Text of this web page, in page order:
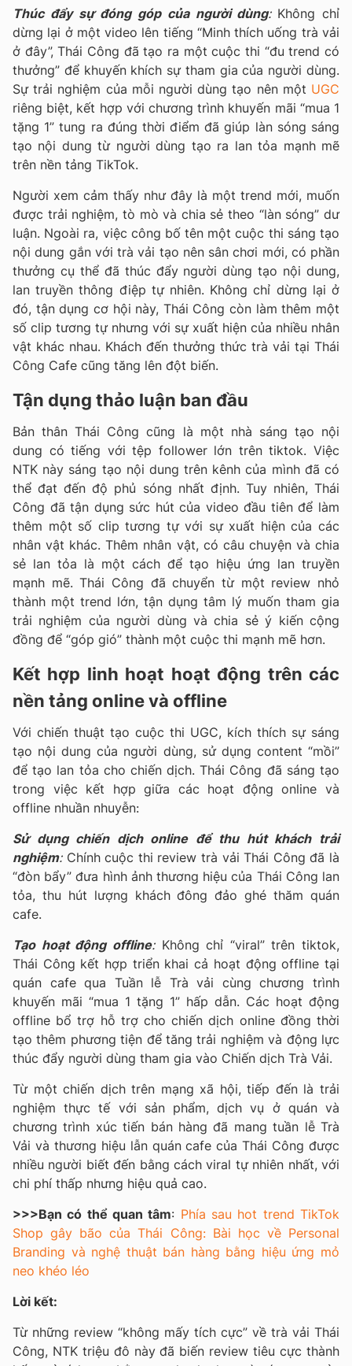
Thúc đẩy sự đóng góp của người dùng: Không chỉ
dừng lại ở một video lên tiếng “Minh thích uống trà vải
ở đây”, Thái Công đã tạo ra một cuộc thi “đu trend có
thưởng” để khuyến khích sự tham gia của người dùng.
Sự trải nghiệm của mỗi người dùng tạo nên một UGC
riêng biệt, kết hợp với chương trình khuyến mãi “mua 1
tặng 1” tung ra đúng thời điểm đã giúp làn sóng sáng
tạo nội dung từ người dùng tạo ra lan tỏa mạnh mẽ
trên nền tảng TikTok.
Người xem cảm thấy như đây là một trend mới, muốn
được trải nghiệm, tò mò và chia sẻ theo “làn sóng” dư
luận. Ngoài ra, việc công bố tên một cuộc thi sáng tạo
nội dung gắn với trà vải tạo nên sân chơi mới, có phần
thưởng cụ thể đã thúc đẩy người dùng tạo nội dung,
lan truyền thông điệp tự nhiên. Không chỉ dừng lại ở
đó, tận dụng cơ hội này, Thái Công còn làm thêm một
số clip tương tự nhưng với sự xuất hiện của nhiều nhân
vật khác nhau. Khách đến thưởng thức trà vải tại Thái
Công Cafe cũng tăng lên đột biến.
Tận dụng thảo luận ban đầu
Bản thân Thái Công cũng là một nhà sáng tạo nội
dung có tiếng với tệp follower lớn trên tiktok. Việc
NTK này sáng tạo nội dung trên kênh của mình đã có
thể đạt đến độ phủ sóng nhất định. Tuy nhiên, Thái
Công đã tận dụng sức hút của video đầu tiên để làm
thêm một số clip tương tự với sự xuất hiện của các
nhân vật khác. Thêm nhân vật, có câu chuyện và chia
sẻ lan tỏa là một cách để tạo hiệu ứng lan truyền
mạnh mẽ. Thái Công đã chuyển từ một review nhỏ
thành một trend lớn, tận dụng tâm lý muốn tham gia
trải nghiệm của người dùng và chia sẻ ý kiến cộng
đồng để “góp gió” thành một cuộc thi mạnh mẽ hơn.
Kết hợp linh hoạt hoạt động trên các
nền tảng online và offline
Với chiến thuật tạo cuộc thi UGC, kích thích sự sáng
tạo nội dung của người dùng, sử dụng content “mồi”
để tạo lan tỏa cho chiến dịch. Thái Công đã sáng tạo
trong việc kết hợp giữa các hoạt động online và
offline nhuần nhuyễn:
Sử dụng chiến dịch online để thu hút khách trải
nghiệm:Chính cuộc thi review trà vải Thái Công đã là
“đòn bẩy” đưa hình ảnh thương hiệu của Thái Công lan
tỏa, thu hút lượng khách đông đảo ghé thăm quán
cafe.
Tạo hoạt động offline:Không chỉ “viral” trên tiktok,
Thái Công kết hợp triển khai cả hoạt động offline tại
quán cafe qua Tuần lễ Trà vải cùng chương trình
khuyến mãi “mua 1 tặng 1” hấp dẫn. Các hoạt động
offline bổ trợ hỗ trợ cho chiến dịch online đồng thời
tạo thêm phương tiện để tăng trải nghiệm và động lực
thúc đẩy người dùng tham gia vào Chiến dịch Trà Vải.
Từ một chiến dịch trên mạng xã hội, tiếp đến là trải
nghiệm thực tế với sản phẩm, dịch vụ ở quán và
chương trình xúc tiến bán hàng đã mang tuần lễ Trà
Vải và thương hiệu lẫn quán cafe của Thái Công được
nhiều người biết đến bằng cách viral tự nhiên nhất, với
chi phí thấp nhưng hiệu quả cao.
>>>Bạn có thể quan tâm: Phía sau hot trend TikTok
Shop gây bão của Thái Công: Bài học về Personal
Branding và nghệ thuật bán hàng bằng hiệu ứng mỏ
neo khéo léo
Lời kết:
Từ những review “không mấy tích cực” về trà vải Thái
Công, NTK triệu đô này đã biến review tiêu cực thành